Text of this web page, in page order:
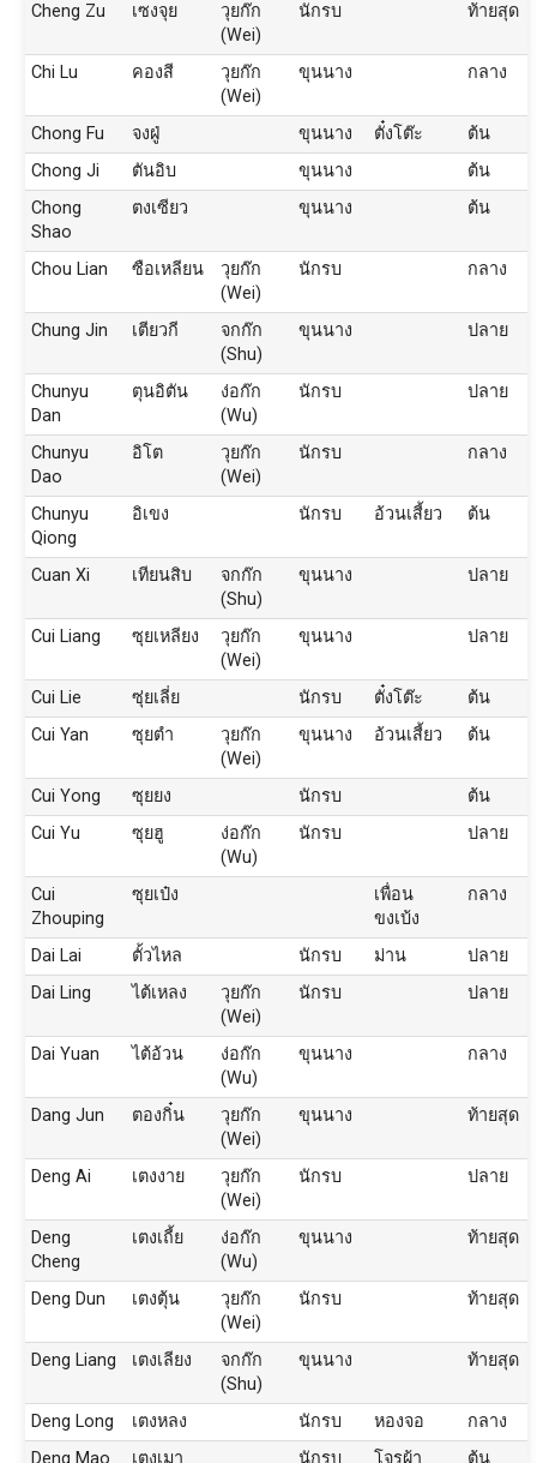
Cheng Zu เซงจุย
วุยก๊ก
(Wei)
นักรบ ท้ายสุด
Chi Lu คองสี
วุยก๊ก
(Wei)
ขุนนาง กลาง
Chong Fu จงฝู่ ขุนนาง ตั๋งโต๊ะ
ต้น
Chong Ji
ตันอิบ ขุนนาง
ต้น
Chong
Shao
ตงเซียว ขุนนาง ต้น
Chou Lian ซือเหลียน
วุยก๊ก
(Wei)
นักรบ กลาง
Chung Jin เตียวกี
จกก๊ก
(Shu)
ขุนนาง ปลาย
Chunyu
Dan
ตุนอิตัน
ง่อก๊ก
(Wu)
นักรบ ปลาย
Chunyu
Dao
อิโต
วุยก๊ก
(Wei)
นักรบ กลาง
Chunyu
Qiong
อิเขง นักรบ อ้วนเสี้ยว ต้น
Cuan Xi เทียนสิบ
จกก๊ก
(Shu)
ขุนนาง ปลาย
Cui Liang ซุยเหลียง
วุยก๊ก
(Wei)
ขุนนาง ปลาย
Cui Lie ซุ่ยเลี่ย นักรบ ตั๋งโต๊ะ
ต้น
Cui Yan
ซุยตำ
วุยก๊ก
(Wei)
ขุนนาง อ้วนเสี้ยว ต้น
Cui Yong ซุยยง นักรบ
ต้น
Cui Yu
ซุยฮู
ง่อก๊ก
(Wu)
นักรบ ปลาย
Cui
Zhouping
ซุยเป๋ง
เพื่อน
ขงเบ้ง
กลาง
Dai Lai ตั้วไหล นักรบ ม่าน
ปลาย
Dai Ling
ไต้เหลง
วุยก๊ก
(Wei)
นักรบ ปลาย
Dai Yuan ไต้อ้วน
ง่อก๊ก
(Wu)
ขุนนาง กลาง
Dang Jun ตองกิ๋น
วุยก๊ก
(Wei)
ขุนนาง ท้ายสุด
Deng Ai เตงงาย
วุยก๊ก
(Wei)
นักรบ ปลาย
Deng
Cheng
เตงเถี้ย
ง่อก๊ก
(Wu)
ขุนนาง ท้ายสุด
Deng Dun เตงตุ้น
วุยก๊ก
(Wei)
นักรบ ท้ายสุด
Deng Liang เตงเลียง
จกก๊ก
(Shu)
ขุนนาง ท้ายสุด
Deng Long เตงหลง นักรบ หองจอ
กลาง